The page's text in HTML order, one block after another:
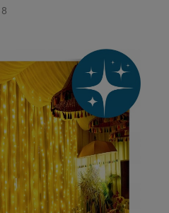
8